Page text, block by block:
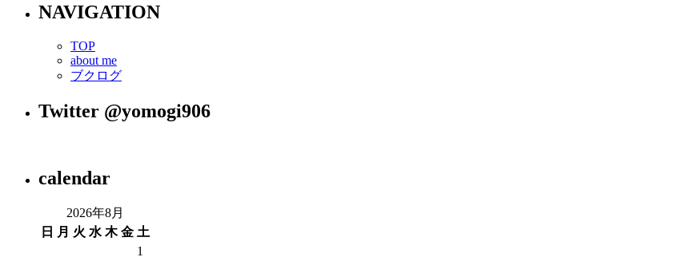
NAVIGATION
TOP
about me
ブクログ
Twitter @yomogi906
calendar
2026年8月
日
月 火 水 木 金 土
1